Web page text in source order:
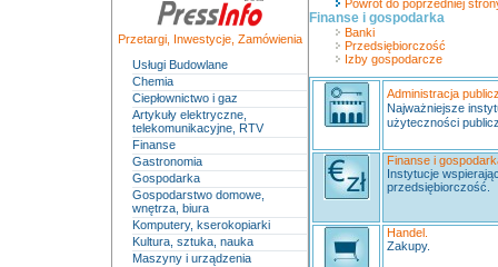
Przetargi, Inwestycje, Zamówienia
Usługi Budowlane
Chemia
Ciepłownictwo i gaz
Artykuły elektryczne,
telekomunikacyjne, RTV
Finanse
Gastronomia
Gospodarka
Gospodarstwo domowe,
wnętrza, biura
Komputery, kserokopiarki
Kultura, sztuka, nauka
Maszyny i urządzenia
Powrót do poprzedniej
Finanse i gospodarka
Banki
Przedsiębiorczość
Izby gospodarcze
Administracja
Najważniejsze
użyteczności
Finanse i
Instytucje
przedsiębiorczość.
Handel.
Zakupy.